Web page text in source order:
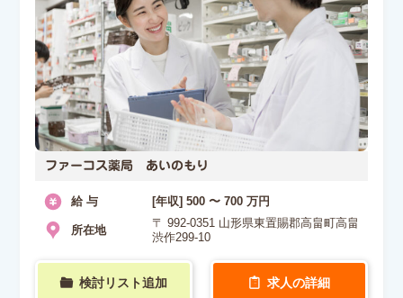
ファーコス薬局 あいのもり
給 与 [年収] 500 〜 700 万円
所在地
〒 992-0351 山形県東置賜郡高畠町高畠
渋作299-10
検討リスト追加 求人の詳細